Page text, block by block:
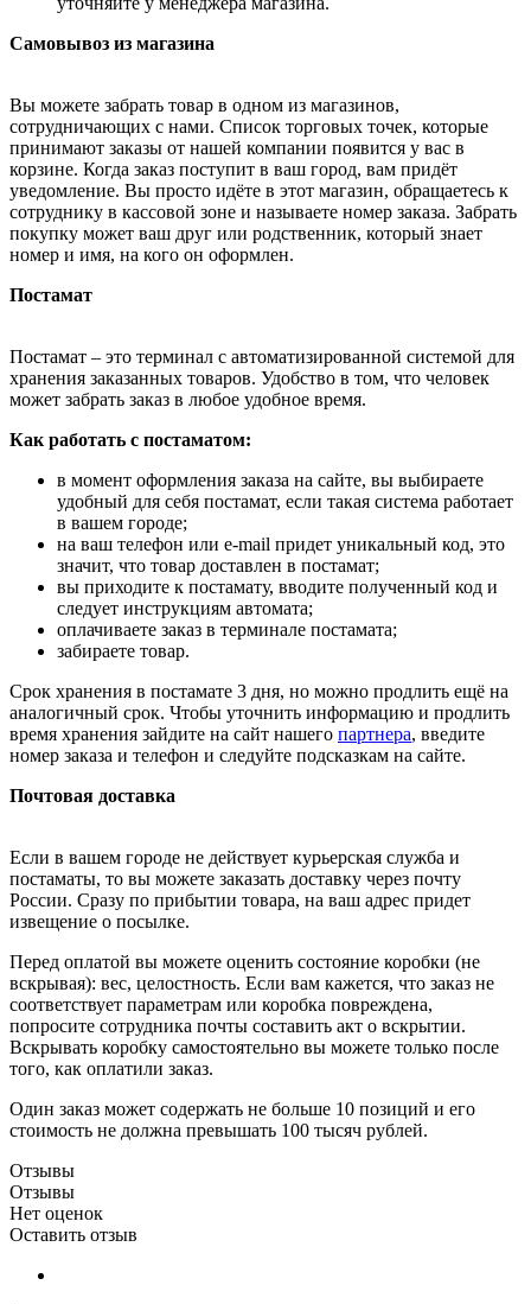
Самовывоз из магазина
Вы можете забрать товар в одном из магазинов,
сотрудничающих с нами. Список торговых точек, которые
принимают заказы от нашей компании появится у вас в
корзине. Когда заказ поступит в ваш город, вам придёт
уведомление. Вы просто идёте в этот магазин, обращаетесь к
сотруднику в кассовой зоне и называете номер заказа. Забрать
покупку может ваш друг или родственник, который знает
номер и имя, на кого он оформлен.
Постамат
Постамат – это терминал с автоматизированной системой для
хранения заказанных товаров. Удобство в том, что человек
может забрать заказ в любое удобное время.
Как работать с постаматом:
в момент оформления заказа на сайте, вы выбираете
удобный для себя постамат, если такая система работает
в вашем городе;
на ваш телефон или e-mail придет уникальный код, это
значит, что товар доставлен в постамат;
вы приходите к постамату, вводите полученный код и
следует инструкциям автомата;
оплачиваете заказ в терминале постамата;
забираете товар.
Срок хранения в постамате 3 дня, но можно продлить ещё на
аналогичный срок. Чтобы уточнить информацию и продлить
время хранения зайдите на сайт нашего партнера, введите
номер заказа и телефон и следуйте подсказкам на сайте.
Почтовая доставка
Если в вашем городе не действует курьерская служба и
постаматы, то вы можете заказать доставку через почту
России. Сразу по прибытии товара, на ваш адрес придет
извещение о посылке.
Перед оплатой вы можете оценить состояние коробки (не
вскрывая): вес, целостность. Если вам кажется, что заказ не
соответствует параметрам или коробка повреждена,
попросите сотрудника почты составить акт о вскрытии.
Вскрывать коробку самостоятельно вы можете только после
того, как оплатили заказ.
Один заказ может содержать не больше 10 позиций и его
стоимость не должна превышать 100 тысяч рублей.
Отзывы
Отзывы
Нет оценок
Оставить отзыв